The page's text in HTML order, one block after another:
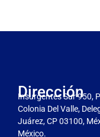
Dirección
Insurgentes Sur 950,
Colonia Del Valle,
Juárez, CP 03100,
México.